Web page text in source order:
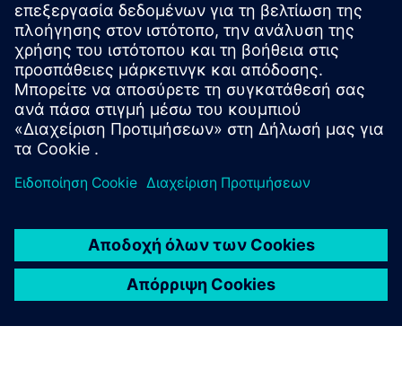
Εύρεση υποστήριξης SCE
Στείλτε μας τις ερωτήσεις υποστήριξης σχετικά με την
εκπαίδευση, έρευνα και ανάπτυξη.
Το αίτημά σας